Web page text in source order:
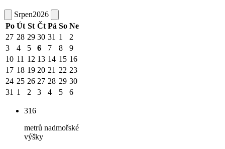
Srpen2026
Po Út St Čt Pá So Ne
27 28 29 30 31 1
2
3
4 5 6 7 8
9
10 11 12 13 14 15 16
17 18 19 20 21 22 23
24 25 26 27 28 29 30
31 1 2 3 4 5 6
316
metrů nadmořské
výšky